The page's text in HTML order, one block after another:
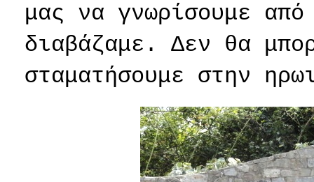
μας να γνωρίσουμε
διαβάζαμε. Δεν θα
σταματήσουμε στην